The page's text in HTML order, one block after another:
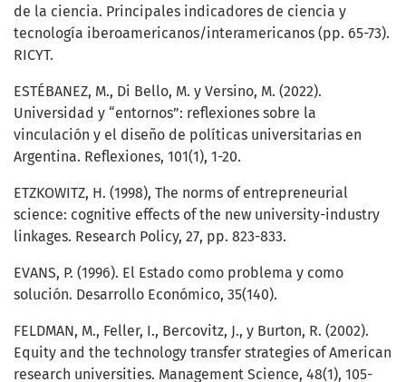
de la ciencia. Principales indicadores de ciencia y
tecnología iberoamericanos/interamericanos (pp. 65-73).
RICYT.
ESTÉBANEZ, M., Di Bello, M. y Versino, M. (2022).
Universidad y “entornos”: reflexiones sobre la
vinculación y el diseño de políticas universitarias en
Argentina. Reflexiones, 101(1), 1-20.
ETZKOWITZ, H. (1998), The norms of entrepreneurial
science: cognitive effects of the new university-industry
linkages. Research Policy, 27, pp. 823-833.
EVANS, P. (1996). El Estado como problema y como
solución. Desarrollo Económico, 35(140).
FELDMAN, M., Feller, I., Bercovitz, J., y Burton, R. (2002).
Equity and the technology transfer strategies of American
research universities. Management Science, 48(1), 105-